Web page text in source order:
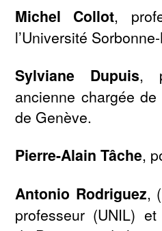
Michel Collot,
l’Université
Sylviane Dupuis,
ancienne chargée
de Genève.
Pierre-Alain Tâche,
Antonio Rodriguez,
professeur (UNIL)